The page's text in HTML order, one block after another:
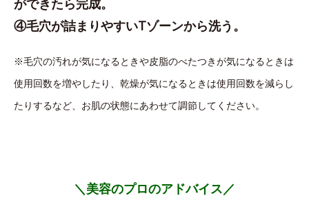
ができたら完成。
④毛穴が詰まりやすいTゾーンから洗う。
※毛穴の汚れが気になるときや皮脂のべたつきが気になるときは
使用回数を増やしたり、乾燥が気になるときは使用回数を減らし
たりするなど、お肌の状態にあわせて調節してください。
＼美容のプロのアドバイス／